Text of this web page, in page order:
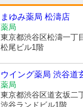
まゆみ薬局 松濤店
薬局
東京都渋谷区松濤一丁
松尾ビル1階
ウイング薬局 渋谷道
薬局
東京都渋谷区道玄坂二
渋谷ランドビル1階